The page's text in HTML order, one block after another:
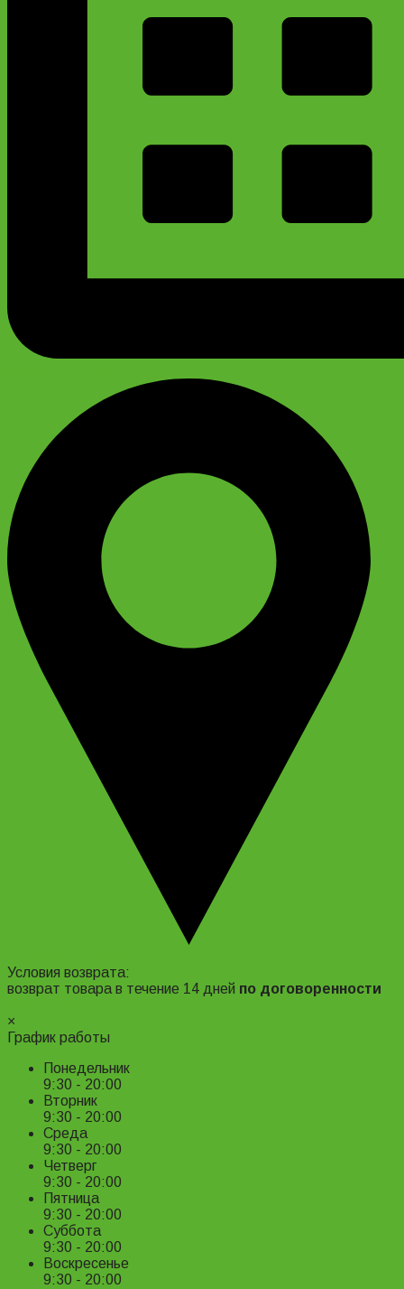
Условия возврата:
возврат товара в течение 14 дней по договоренности
×
График работы
Понедельник
9:30 - 20:00
Вторник
9:30 - 20:00
Среда
9:30 - 20:00
Четверг
9:30 - 20:00
Пятница
9:30 - 20:00
Суббота
9:30 - 20:00
Воскресенье
9:30 - 20:00